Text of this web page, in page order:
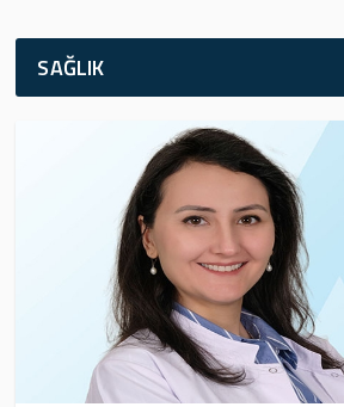
SAĞLIK